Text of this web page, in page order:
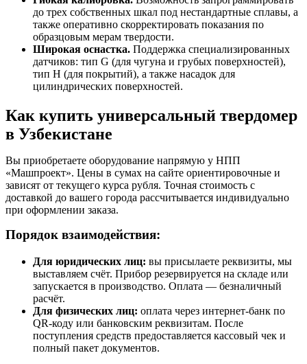
до трех собственных шкал под нестандартные сплавы, а
также оперативно скорректировать показания по
образцовым мерам твердости.
Широкая оснастка. Поддержка специализированных
датчиков: тип G (для чугуна и грубых поверхностей),
тип H (для покрытий), а также насадок для
цилиндрических поверхностей.
Как купить универсальный твердомер
в Узбекистане
Вы приобретаете оборудование напрямую у НПП
«Машпроект». Цены в сумах на сайте ориентировочные и
зависят от текущего курса рубля. Точная стоимость с
доставкой до вашего города рассчитывается индивидуально
при оформлении заказа.
Порядок взаимодействия:
Для юридических лиц: вы присылаете реквизиты, мы
выставляем счёт. Прибор резервируется на складе или
запускается в производство. Оплата — безналичный
расчёт.
Для физических лиц: оплата через интернет-банк по
QR-коду или банковским реквизитам. После
поступления средств предоставляется кассовый чек и
полный пакет документов.